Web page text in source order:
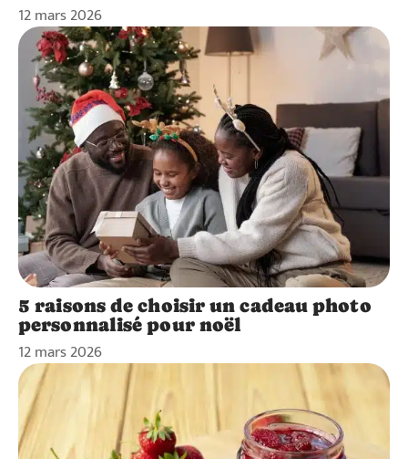
12 mars 2026
5 raisons de choisir un cadeau photo
personnalisé pour noël
12 mars 2026